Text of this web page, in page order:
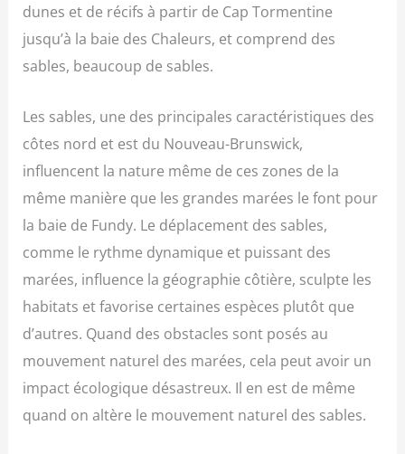
dunes et de récifs à partir de Cap Tormentine
jusqu’à la baie des Chaleurs, et comprend des
sables, beaucoup de sables.
Les sables, une des principales caractéristiques des
côtes nord et est du Nouveau-Brunswick,
influencent la nature même de ces zones de la
même manière que les grandes marées le font pour
la baie de Fundy. Le déplacement des sables,
comme le rythme dynamique et puissant des
marées, influence la géographie côtière, sculpte les
habitats et favorise certaines espèces plutôt que
d’autres. Quand des obstacles sont posés au
mouvement naturel des marées, cela peut avoir un
impact écologique désastreux. Il en est de même
quand on altère le mouvement naturel des sables.